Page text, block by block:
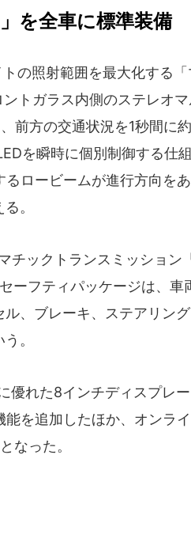
を全車に標準装備
の照射範囲を最大化する
トガラス内側のステレオ
前方の交通状況を1秒間に
を瞬時に個別制御する仕
ロービームが進行方向を
。
チックトランスミッション
ーフティパッケージは、車
、ブレーキ、ステアリン
。
優れた8インチディスプレ
を追加したほか、オンラ
なった。